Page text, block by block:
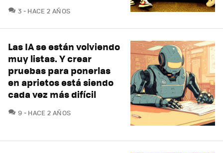
3 COMENTARIOS
HACE 2 AÑOS
Las IA se están volviendo
muy listas. Y crear
pruebas para ponerlas
en aprietos está siendo
cada vez más difícil
9 COMENTARIOS
HACE 2 AÑOS